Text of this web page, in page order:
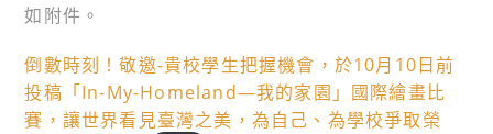
如附件。
倒數時刻！敬邀-貴校學生把握機會，於10月10日前
投稿「In-My-Homeland—我的家園」國際繪畫比
賽，讓世界看見臺灣之美，為自己、為學校爭取榮